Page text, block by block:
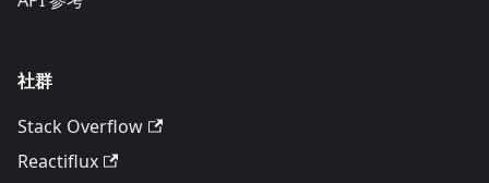
社群
Stack Overflow
Reactiflux